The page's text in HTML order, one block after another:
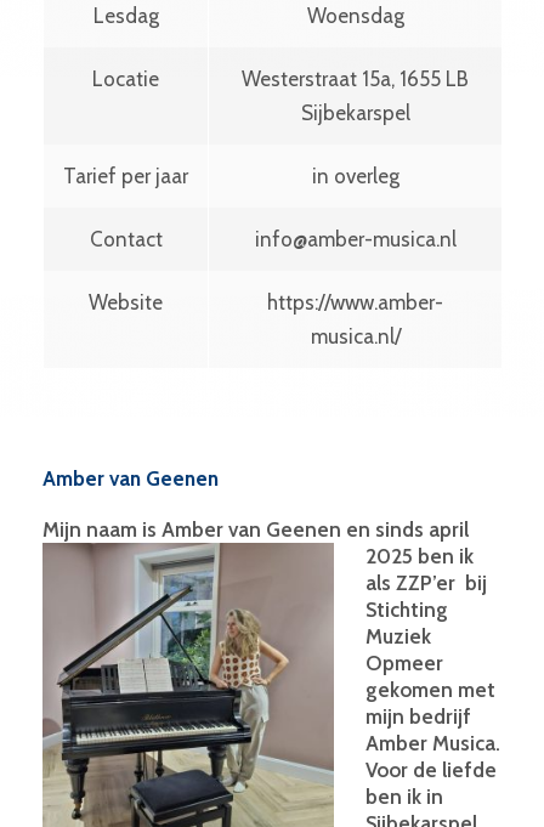
Lesdag Woensdag
Locatie
Westerstraat 15a, 1655 LB
Sijbekarspel
Tarief per jaar in overleg
Contact info@amber-musica.nl
Website
https://www.amber-
musica.nl/
Amber van Geenen
Mijn naam is Amber van Geenen en sinds april
2025 ben ik
als ZZP’er bij
Stichting
Muziek
Opmeer
gekomen met
mijn bedrijf
Amber Musica.
Voor de liefde
ben ik in